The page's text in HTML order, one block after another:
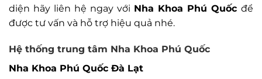
diện hãy liên hệ ngay với Nha Khoa Phú Quốc để
được tư vấn và hỗ trợ hiệu quả nhé.
Hệ thống trung tâm Nha Khoa Phú Quốc
Nha Khoa Phú Quốc Đà Lạt